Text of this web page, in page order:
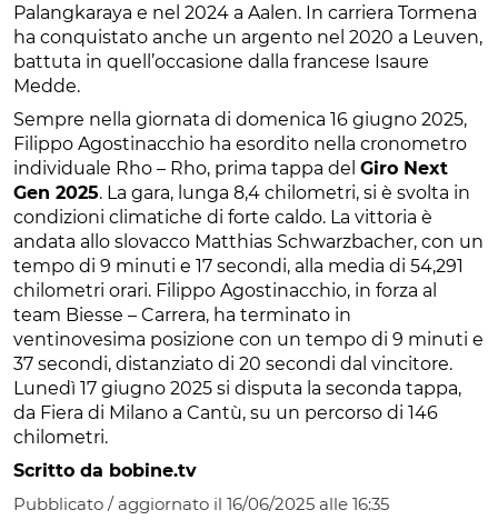
Palangkaraya e nel 2024 a Aalen. In carriera Tormena
ha conquistato anche un argento nel 2020 a Leuven,
battuta in quell’occasione dalla francese Isaure
Medde.
Sempre nella giornata di domenica 16 giugno 2025,
Filippo Agostinacchio ha esordito nella cronometro
individuale Rho – Rho, prima tappa del Giro Next
Gen 2025. La gara, lunga 8,4 chilometri, si è svolta in
condizioni climatiche di forte caldo. La vittoria è
andata allo slovacco Matthias Schwarzbacher, con un
tempo di 9 minuti e 17 secondi, alla media di 54,291
chilometri orari. Filippo Agostinacchio, in forza al
team Biesse – Carrera, ha terminato in
ventinovesima posizione con un tempo di 9 minuti e
37 secondi, distanziato di 20 secondi dal vincitore.
Lunedì 17 giugno 2025 si disputa la seconda tappa,
da Fiera di Milano a Cantù, su un percorso di 146
chilometri.
Scritto da bobine.tv
Pubblicato / aggiornato il 16/06/2025 alle 16:35